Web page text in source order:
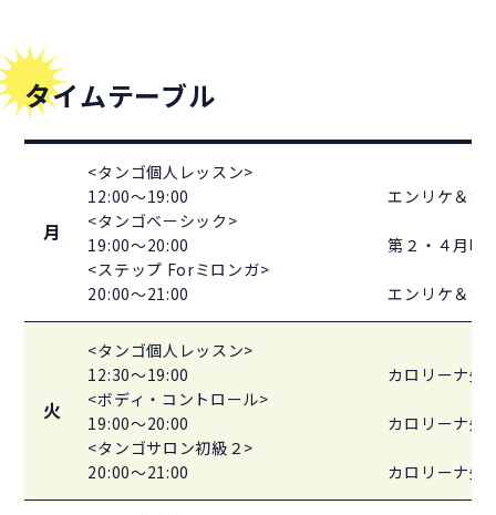
タイムテーブル
月
<タンゴ個人レッスン>
12:00～19:00
<タンゴベーシック>
19:00～20:00
<ステップ Forミロンガ>
20:00～21:00
エンリケ＆カ
第２・４月曜
エンリケ＆カ
火
<タンゴ個人レッスン>
12:30～19:00
<ボディ・コントロール>
19:00～20:00
<タンゴサロン初級２>
20:00～21:00
カロリーナ先
カロリーナ先
カロリーナ先